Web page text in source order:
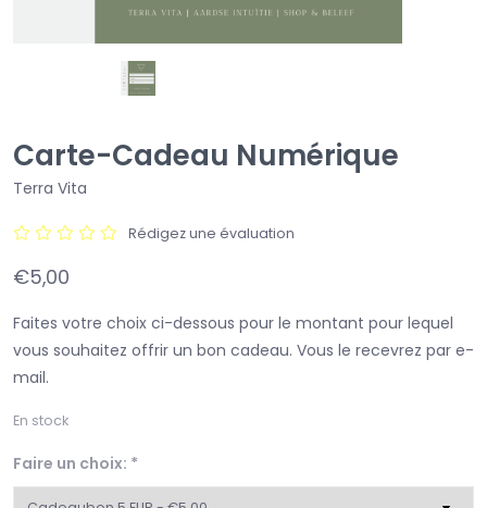
Carte-Cadeau Numérique
Terra Vita
Rédigez une évaluation
€5,00
Faites votre choix ci-dessous pour le montant pour lequel
vous souhaitez offrir un bon cadeau. Vous le recevrez par e-
mail.
En stock
Faire un choix: *